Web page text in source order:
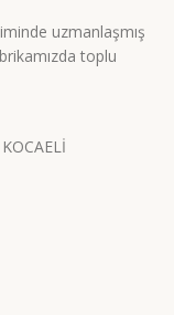
uzmanlaşmış
toplu